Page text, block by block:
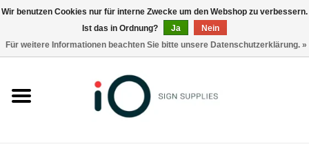
Marken
Wir benutzen Cookies nur für interne Zwecke um den Webshop zu verbessern.
Ist das in Ordnung?
Ja
Nein
Für weitere Informationen beachten Sie bitte unsere Datenschutzerklärung. »